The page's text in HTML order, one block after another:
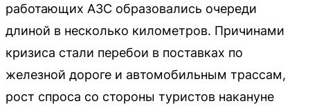
работающих АЗС образовались очереди
длиной в несколько километров. Причинами
кризиса стали перебои в поставках по
железной дороге и автомобильным трассам,
рост спроса со стороны туристов накануне